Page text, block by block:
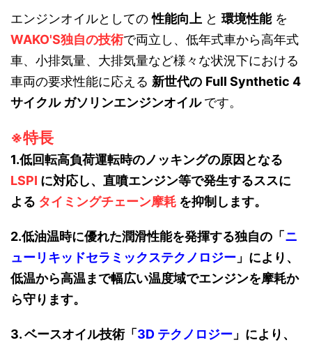
エンジンオイルとしての性能向上 と 環境性能を
WAKO'S独自の技術で両立し、低年式車から高年式
車、小排気量、大排気量など様々な状況下における
車両の要求性能に応える 新世代の Full Synthetic 4
サイクル ガソリンエンジンオイルです。
※特長
1.低回転高負荷運転時のノッキングの原因となる
LSPI に対応し、直噴エンジン等で発生するススに
よる タイミングチェーン摩耗 を抑制します。
2.低油温時に優れた潤滑性能を発揮する独自の「 ニ
ューリキッドセラミックステクノロジー 」により、
低温から高温まで幅広い温度域でエンジンを摩耗か
ら守ります。
3. ベースオイル技術「 3D テクノロジー 」により、